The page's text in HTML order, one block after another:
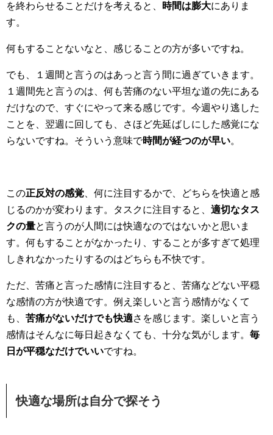
を終わらせることだけを考えると、
時間は膨大にありま
す。
何もすることないなと、感じることの方が多いですね。
でも、１週間と言うのはあっと言う間に過ぎていきます。
１週間先と言うのは、何も苦痛のない平坦な道の先にある
だけなので、すぐにやって来る感じです。今週やり逃した
ことを、翌週に回しても、さほど先延ばしにした感覚にな
らないですね。そういう意味で時間が経つのが早い。
この正反対の感覚 、何に注目するかで、どちらを快適と感
じるのかが変わります。タスクに注目すると、 適切なタス
クの量と言うのが人間には快適なのではないかと思いま
す。何もすることがなかったり、することが多すぎて処理
しきれなかったりするのはどちらも不快です。
ただ、苦痛と言った感情に注目すると、苦痛などない平穏
な感情の方が快適です。例え楽しいと言う感情がなくて
も、 苦痛がないだけでも快適さを感じます。楽しいと言う
感情はそんなに毎日起きなくても、十分な気がします。 毎
日が平穏なだけでいいですね。
快適な場所は自分で探そう